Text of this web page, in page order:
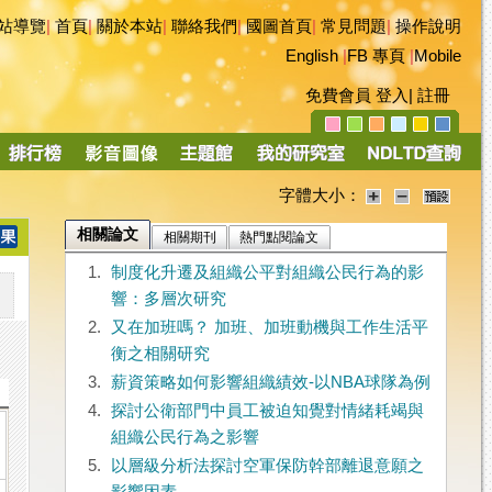
導覽|首頁|關於本站 聯絡我們|國圖首頁 常見問題|操作說明
English|FB 專頁|Mobile
免費會員 登入 註冊
字體大小：
相關論文 相關期刊 熱門點閱論文
1.
制度化升遷及組織公平對組織公民行為的影
響：多層次研究
2.
又在加班嗎？ 加班、加班動機與工作生活平
衡之相關研究
3.
薪資策略如何影響組織績效-以NBA球隊為例
4.
探討公衛部門中員工被迫知覺對情緒耗竭與
組織公民行為之影響
5.
以層級分析法探討空軍保防幹部離退意願之